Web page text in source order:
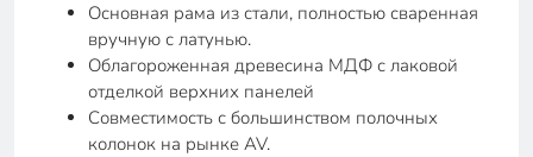
Основная рама из стали, полностью сваренная
вручную с латунью.
Облагороженная древесина МДФ с лаковой
отделкой верхних панелей
Совместимость с большинством полочных
колонок на рынке AV.